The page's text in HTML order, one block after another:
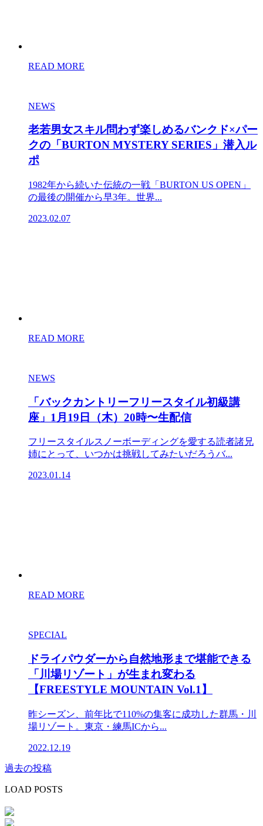
READ MORE
NEWS
老若男女スキル問わず楽しめるバンクド×パー
クの「BURTON MYSTERY SERIES」潜入ル
ポ
1982年から続いた伝統の一戦「BURTON US OPEN」
の最後の開催から早3年。世界...
2023.02.07
READ MORE
NEWS
「バックカントリーフリースタイル初級講
座」1月19日（木）20時〜生配信
フリースタイルスノーボーディングを愛する読者諸兄
姉にとって、いつかは挑戦してみたいだろうバ...
2023.01.14
READ MORE
SPECIAL
ドライパウダーから自然地形まで堪能できる
「川場リゾート」が生まれ変わる
【FREESTYLE MOUNTAIN Vol.1】
昨シーズン、前年比で110%の集客に成功した群馬・川
場リゾート。東京・練馬ICから...
2022.12.19
投
稿
ナ
過去の投稿
LOAD POSTS